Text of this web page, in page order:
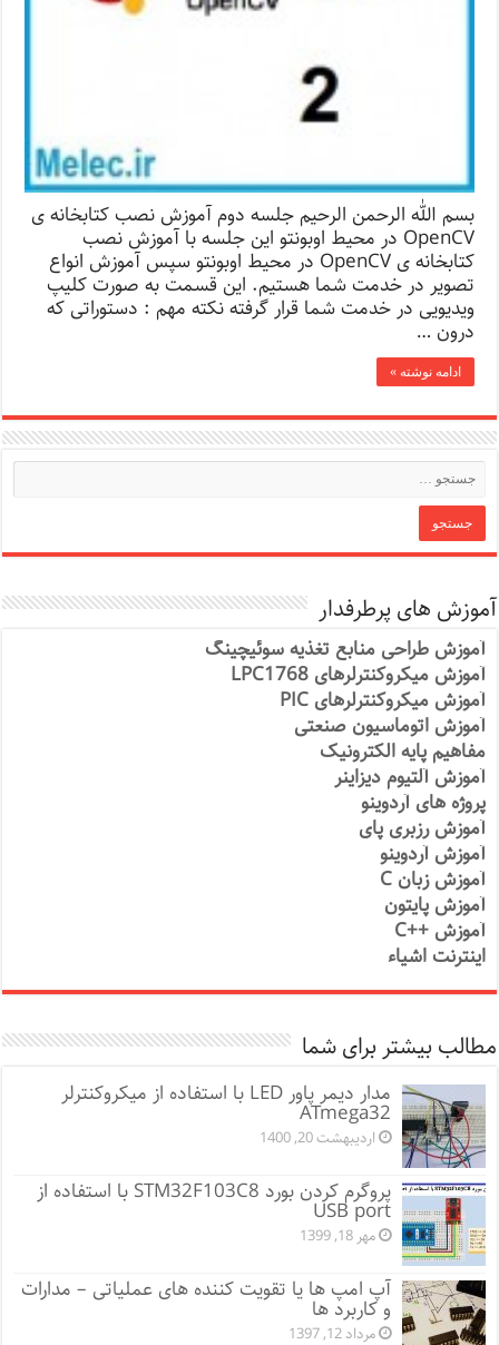
بسم الله الرحمن الرحیم جلسه دوم آموزش نصب کتابخانه ی
OpenCV در محیط اوبونتو این جلسه با آموزش نصب
کتابخانه ی OpenCV در محیط اوبونتو سپس آموزش انواع
تصویر در خدمت شما هستیم. این قسمت به صورت کلیپ
ویدیویی در خدمت شما قرار گرفته نکته مهم : دستوراتی که
درون …
ادامه نوشته »
آموزش های پرطرفدار
آموزش طراحی منابع تغذیه سوئیچینگ
آموزش میکروکنترلرهای LPC1768
آموزش میکروکنترلرهای PIC
آموزش اتوماسیون صنعتی
مفاهیم پایه الکترونیک
آموزش آلتیوم دیزاینر
پروژه های آردوینو
آموزش رزبری پای
آموزش آردوینو
آموزش زبان C
آموزش پایتون
آموزش ++C
اینترنت اشیاء
مطالب بیشتر برای شما
مدار دیمر پاور LED با استفاده از میکروکنترلر
ATmega32
اردیبهشت 20, 1400
پروگرم کردن بورد STM32F103C8 با استفاده از
USB port
مهر 18, 1399
آپ امپ ها یا تقویت کننده های عملیاتی – مدارات
و کاربرد ها
مرداد 12, 1397